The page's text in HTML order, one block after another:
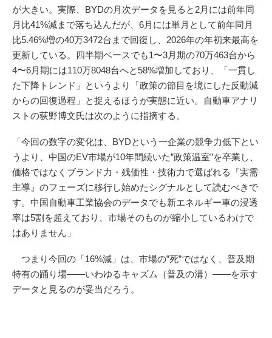
が大きい。実際、BYDの月次データを見ると2月には前年同
月比41%減まで落ち込んだが、6月には単月として前年同月
比5.46%増の40万3472台まで回復し、2026年の年初来最高を
更新している。四半期ベースでも1〜3月期の70万463台から
4〜6月期には110万8048台へと58%増加しており、「一貫し
た下降トレンド」というより「政策の節目を境にした反動減
からの回復過程」と捉えるほうが実態に近い。自動車アナリ
ストの荻野博文氏は次のように指摘する。
「今回の数字の変化は、BYDという一企業の競争力低下とい
うより、中国のEV市場が10年間続いた”政策温室”を卒業し、
価格ではなくブランド力・残価性・技術力で選ばれる『実需
主導』のフェーズに移行し始めたシグナルとして読むべきで
す。中国自動車工業協会のデータでも新エネルギー車の浸透
率は5割を超えており、市場そのものが縮小しているわけで
はありません」
つまり今回の「16%減」は、市場の”死”ではなく、普及期
特有の踊り場——いわゆるキャズム（普及の溝）——を示す
データと見るのが妥当だろう。